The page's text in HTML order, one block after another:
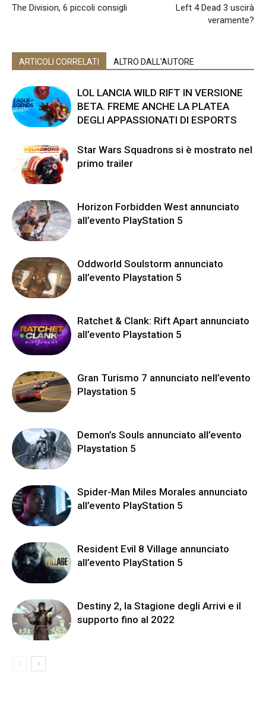
The Division, 6 piccoli consigli
Left 4 Dead 3 uscirà
veramente?
ARTICOLI CORRELATI ALTRO DALL'AUTORE
LOL LANCIA WILD RIFT IN VERSIONE
BETA. FREME ANCHE LA PLATEA
DEGLI APPASSIONATI DI ESPORTS
Star Wars Squadrons si è mostrato nel
primo trailer
Horizon Forbidden West annunciato
all’evento PlayStation 5
Oddworld Soulstorm annunciato
all’evento Playstation 5
Ratchet & Clank: Rift Apart annunciato
all’evento Playstation 5
Gran Turismo 7 annunciato nell’evento
Playstation 5
Demon’s Souls annunciato all’evento
Playstation 5
Spider-Man Miles Morales annunciato
all’evento PlayStation 5
Resident Evil 8 Village annunciato
all’evento PlayStation 5
Destiny 2, la Stagione degli Arrivi e il
supporto fino al 2022